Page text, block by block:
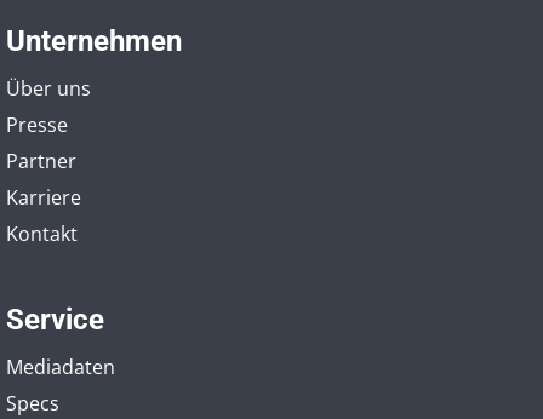
Unternehmen
Über uns
Presse
Partner
Karriere
Kontakt
Service
Mediadaten
Specs